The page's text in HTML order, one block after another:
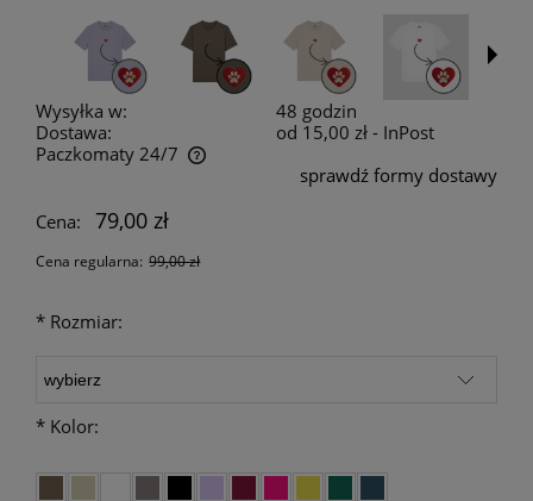
Wysyłka w:
48 godzin
Dostawa:
od 15,00 zł - InPost
Paczkomaty 24/7
Cena nie zawiera ewentualnych kosztów płatności
sprawdź formy dostawy
Cena:
79,00 zł
Cena regularna: 99,00 zł
* Rozmiar:
* Kolor: